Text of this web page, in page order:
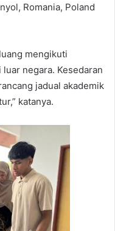
Romania, Poland
mengikuti
negara. Kesedaran
jadual akademik
katanya.